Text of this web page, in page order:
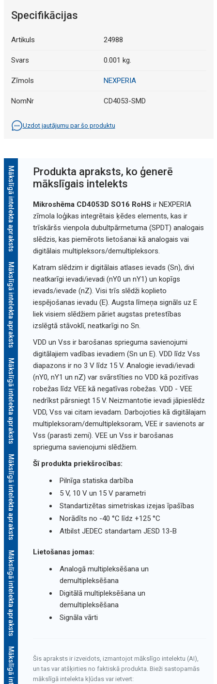
Specifikācijas
Artikuls 24988
Svars 0.001 kg.
Zīmols NEXPERIA
NomNr CD4053-SMD
Uzdot jautājumu par šo produktu
Mākslīgā intelekta apraksts
Mākslīgā intelekta apraksts
Mākslīgā intelekta apraksts
Mākslīgā intelekta apraksts
Mākslīgā intelekta apraksts
Produkta apraksts, ko ģenerē
mākslīgais intelekts
Mikroshēma CD4053D SO16 RoHS ir NEXPERIA
zīmola loģikas integrētais ķēdes elements, kas ir
trīskāršs vienpola dubultpārmetuma (SPDT) analogais
slēdzis, kas piemērots lietošanai kā analogais vai
digitālais multipleksors/demultipleksors.
Katram slēdzim ir digitālais atlases ievads (Sn), divi
neatkarīgi ievadi/ievadi (nY0 un nY1) un kopīgs
ievads/ievade (nZ). Visi trīs slēdži koplieto
iespējošanas ievadu (E). Augsta līmeņa signāls uz E
liek visiem slēdžiem pāriet augstas pretestības
izslēgtā stāvoklī, neatkarīgi no Sn.
VDD un Vss ir barošanas sprieguma savienojumi
digitālajiem vadības ievadiem (Sn un E). VDD līdz Vss
diapazons ir no 3 V līdz 15 V. Analogie ievadi/ievadi
(nY0, nY1 un nZ) var svārstīties no VDD kā pozitīvas
robežas līdz VEE kā negatīvas robežas. VDD - VEE
nedrīkst pārsniegt 15 V. Neizmantotie ievadi jāpieslēdz
VDD, Vss vai citam ievadam. Darbojoties kā digitālajam
multipleksoram/demultipleksoram, VEE ir savienots ar
Vss (parasti zemi). VEE un Vss ir barošanas
sprieguma savienojumi slēdžiem.
Šī produkta priekšrocības:
Pilnīga statiska darbība
5 V, 10 V un 15 V parametri
Standartizētas simetriskas izejas īpašības
Norādīts no -40 °C līdz +125 °C
Atbilst JEDEC standartam JESD 13-B
Lietošanas jomas:
Analogā multipleksēšana un
demultipleksēšana
Digitālā multipleksēšana un
demultipleksēšana
Signāla vārti
Šis apraksts ir izveidots, izmantojot mākslīgo intelektu (AI),
un tas var atšķirties no faktiskā produkta. Bieži sastopamās
mākslīgā intelekta kļūdas var ietvert: